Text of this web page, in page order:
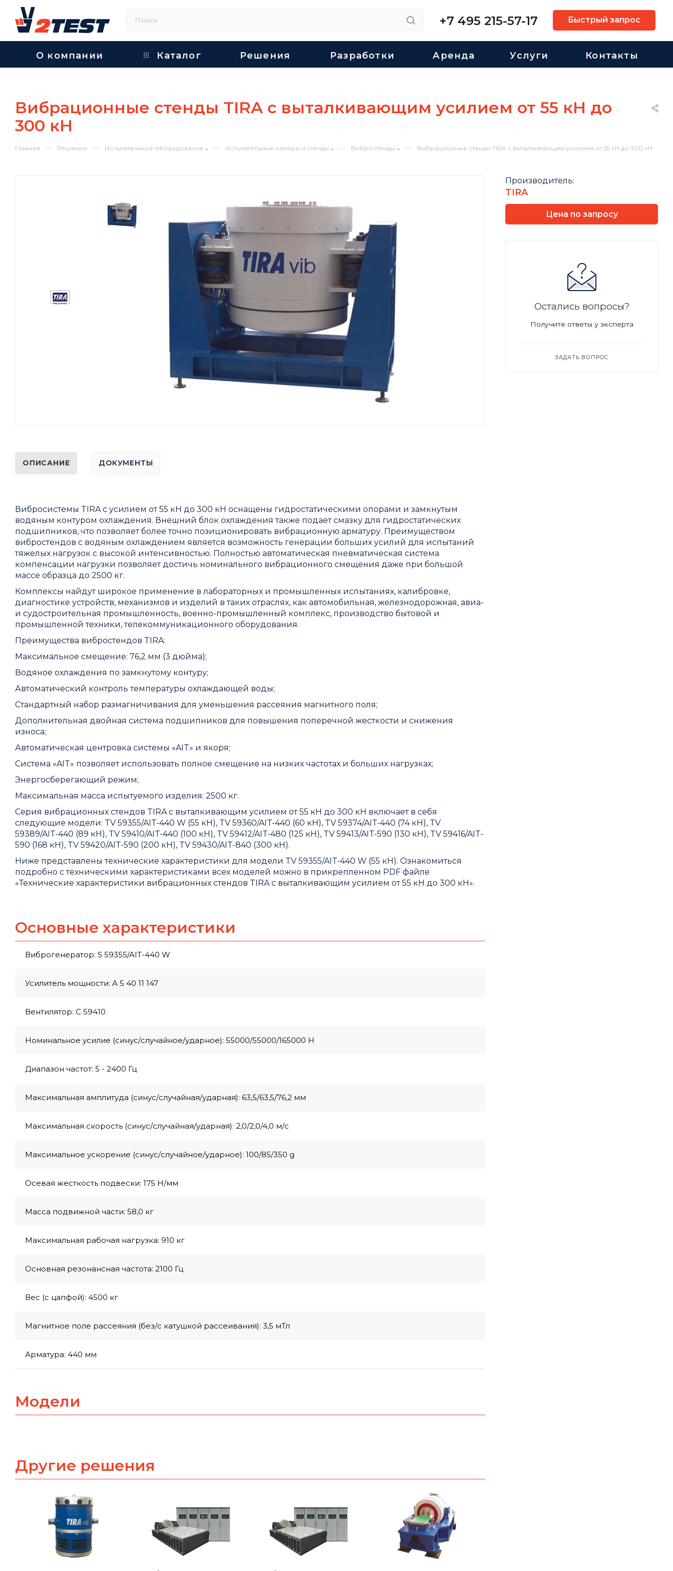
+7 495 215-57-17 Быстрый запрос
О компании Каталог Решения Разработки Аренда Услуги Контакты
Вибрационные стенды TIRA с выталкивающим усилием от 55 кН до
300 кН
Главная — Решения — Испытательное оборудование — Испытательные камеры и стенды — Вибростенды — Вибрационные стенды TIRA с выталкивающим усилием от 55 кН до 300 кН
ОПИСАНИЕ ДОКУМЕНТЫ
Вибросистемы TIRA с усилием от 55 кН до 300 кН оснащены гидростатическими опорами и замкнутым
водяным контуром охлаждения. Внешний блок охлаждения также подает смазку для гидростатических
подшипников, что позволяет более точно позиционировать вибрационную арматуру. Преимуществом
вибростендов с водяным охлаждением является возможность генерации больших усилий для испытаний
тяжелых нагрузок с высокой интенсивностью. Полностью автоматическая пневматическая система
компенсации нагрузки позволяет достичь номинального вибрационного смещения даже при большой
массе образца до 2500 кг.
Комплексы найдут широкое применение в лабораторных и промышленных испытаниях, калибровке,
диагностике устройств, механизмов и изделий в таких отраслях, как автомобильная, железнодорожная, авиа-
и судостроительная промышленность, военно-промышленный комплекс, производство бытовой и
промышленной техники, телекоммуникационного оборудования.
Преимущества вибростендов TIRA:
Максимальное смещение: 76,2 мм (3 дюйма);
Водяное охлаждения по замкнутому контуру;
Автоматический контроль температуры охлаждающей воды;
Стандартный набор размагничивания для уменьшения рассеяния магнитного поля;
Дополнительная двойная система подшипников для повышения поперечной жесткости и снижения
износа;
Автоматическая центровка системы «AIT» и якоря;
Система «AIT» позволяет использовать полное смещение на низких частотах и больших нагрузках;
Энергосберегающий режим;
Максимальная масса испытуемого изделия: 2500 кг.
Серия вибрационных стендов TIRA с выталкивающим усилием от 55 кН до 300 кН включает в себя
следующие модели: TV 59355/AIT-440 W (55 кН), TV 59360/AIT-440 (60 кН), TV 59374/AIT-440 (74 кН), TV
59389/AIT-440 (89 кН), TV 59410/AIT-440 (100 кН), TV 59412/AIT-480 (125 кН), TV 59413/AIT-590 (130 кН), TV 59416/AIT-
590 (168 кН), TV 59420/AIT-590 (200 кН), TV 59430/AIT-840 (300 кН).
Ниже представлены технические характеристики для модели TV 59355/AIT-440 W (55 кН). Ознакомиться
подробно с техническими характеристиками всех моделей можно в прикрепленном PDF файле
«Технические характеристики вибрационных стендов TIRA с выталкивающим усилием от 55 кН до 300 кН».
Основные характеристики
Виброгенератор: S 59355/AIT-440 W
Усилитель мощности: A 5 40 11 147
Вентилятор: C 59410
Номинальное усилие (синус/случайное/ударное): 55000/55000/165000 Н
Диапазон частот: 5 - 2400 Гц
Максимальная амплитуда (синус/случайная/ударная): 63,5/63,5/76,2 мм
Максимальная скорость (синус/случайная/ударная): 2,0/2,0/4,0 м/с
Максимальное ускорение (синус/случайное/ударное): 100/85/350 g
Осевая жесткость подвески: 175 Н/мм
Масса подвижной части: 58,0 кг
Максимальная рабочая нагрузка: 910 кг
Основная резонансная частота: 2100 Гц
Вес (с цапфой): 4500 кг
Магнитное поле рассеяния (без/с катушкой рассеивания): 3,5 мТл
Арматура: 440 мм
Модели
Другие решения
Производитель:
TIRA
Цена по запросу
Остались вопросы?
Получите ответы у эксперта
ЗАДАТЬ ВОПРОС